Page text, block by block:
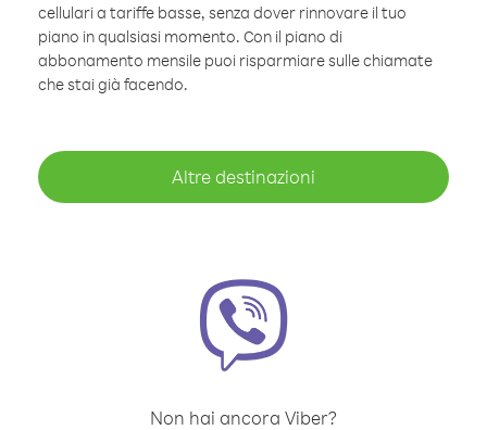
cellulari a tariffe basse, senza dover rinnovare il tuo
piano in qualsiasi momento. Con il piano di
abbonamento mensile puoi risparmiare sulle chiamate
che stai già facendo.
Altre destinazioni
Non hai ancora Viber?